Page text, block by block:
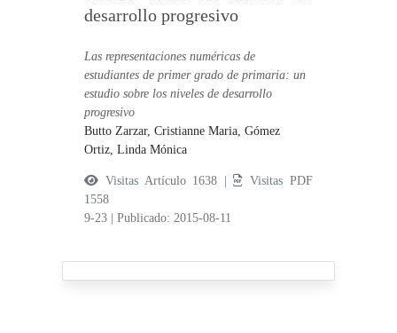
desarrollo progresivo
Las representaciones numéricas de
estudiantes de primer grado de primaria: un
estudio sobre los niveles de desarrollo
progresivo
Butto Zarzar, Cristianne Maria,Gómez
Ortiz, Linda Mónica
Visitas Artículo 1638 |
Visitas PDF
1558
9-23
|Publicado: 2015-08-11